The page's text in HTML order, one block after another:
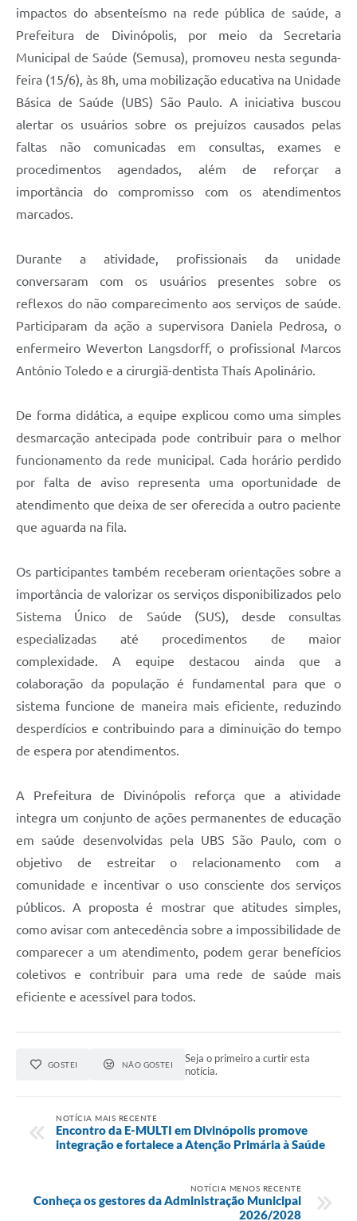
impactos do absenteísmo na rede pública de saúde, a
Prefeitura de Divinópolis, por meio da Secretaria
Municipal de Saúde (Semusa), promoveu nesta segunda-
feira (15/6), às 8h, uma mobilização educativa na Unidade
Básica de Saúde (UBS) São Paulo. A iniciativa buscou
alertar os usuários sobre os prejuízos causados pelas
faltas não comunicadas em consultas, exames e
procedimentos agendados, além de reforçar a
importância do compromisso com os atendimentos
marcados.
Durante a atividade, profissionais da unidade
conversaram com os usuários presentes sobre os
reflexos do não comparecimento aos serviços de saúde.
Participaram da ação a supervisora Daniela Pedrosa, o
enfermeiro Weverton Langsdorff, o profissional Marcos
Antônio Toledo e a cirurgiã-dentista Thaís Apolinário.
De forma didática, a equipe explicou como uma simples
desmarcação antecipada pode contribuir para o melhor
funcionamento da rede municipal. Cada horário perdido
por falta de aviso representa uma oportunidade de
atendimento que deixa de ser oferecida a outro paciente
que aguarda na fila.
Os participantes também receberam orientações sobre a
importância de valorizar os serviços disponibilizados pelo
Sistema Único de Saúde (SUS), desde consultas
especializadas até procedimentos de maior
complexidade. A equipe destacou ainda que a
colaboração da população é fundamental para que o
sistema funcione de maneira mais eficiente, reduzindo
desperdícios e contribuindo para a diminuição do tempo
de espera por atendimentos.
A Prefeitura de Divinópolis reforça que a atividade
integra um conjunto de ações permanentes de educação
em saúde desenvolvidas pela UBS São Paulo, com o
objetivo de estreitar o relacionamento com a
comunidade e incentivar o uso consciente dos serviços
públicos. A proposta é mostrar que atitudes simples,
como avisar com antecedência sobre a impossibilidade de
comparecer a um atendimento, podem gerar benefícios
coletivos e contribuir para uma rede de saúde mais
eficiente e acessível para todos.
GOSTEI NÃO GOSTEI
Seja o primeiro a curtir esta
notícia.
NOTÍCIA MAIS RECENTE
Encontro da E-MULTI em Divinópolis promove
integração e fortalece a Atenção Primária à Saúde
NOTÍCIA MENOS RECENTE
Conheça os gestores da Administração Municipal
2026/2028